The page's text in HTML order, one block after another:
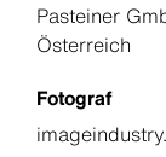
Pasteiner
Österreich
Fotograf